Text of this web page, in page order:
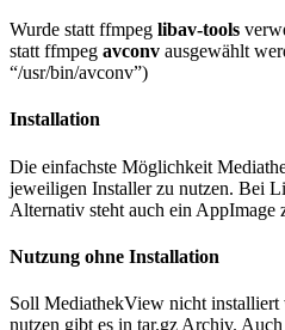
Wurde statt ffmpeg libav-tools
statt ffmpeg avconv ausgewählt
“/usr/bin/avconv”)
Installation
Die einfachste Möglichkeit
jeweiligen Installer zu nutzen. Bei
Alternativ steht auch ein AppImage
Nutzung ohne Installation
Soll MediathekView nicht installiert
nutzen gibt es in tar.gz Archiv.